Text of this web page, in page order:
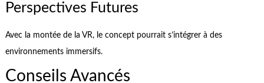
Perspectives Futures
Avec la montée de la VR, le concept pourrait s’intégrer à des
environnements immersifs.
Conseils Avancés